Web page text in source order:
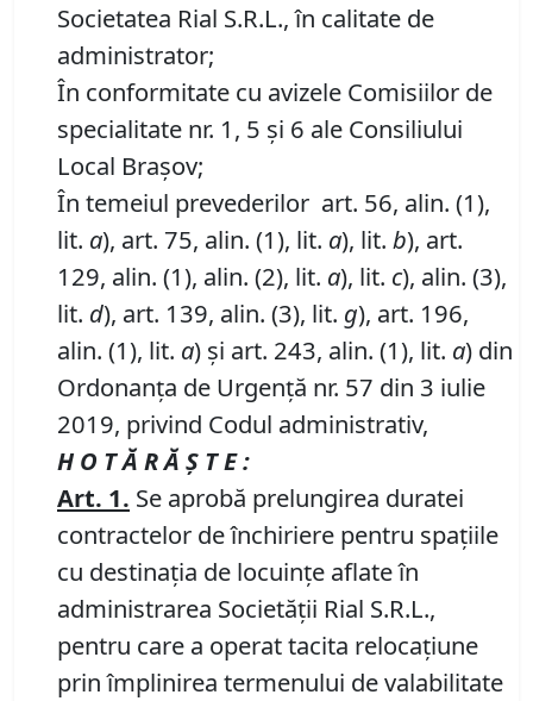
Societatea Rial S.R.L., în calitate de
administrator;
În conformitate cu avizele Comisiilor de
specialitate nr. 1, 5 și 6 ale Consiliului
Local Brașov;
În temeiul prevederilor art. 56, alin. (1),
lit. a), art. 75, alin. (1), lit. a), lit. b), art.
129, alin. (1), alin. (2), lit. a), lit. c), alin. (3),
lit. d), art. 139, alin. (3), lit. g), art. 196,
alin. (1), lit. a) și art. 243, alin. (1), lit. a) din
Ordonanța de Urgență nr. 57 din 3 iulie
2019, privind Codul administrativ,
H O T Ă R Ă Ş T E :
Art. 1. Se aprobă prelungirea duratei
contractelor de închiriere pentru spațiile
cu destinația de locuințe aflate în
administrarea Societății Rial S.R.L.,
pentru care a operat tacita relocațiune
prin împlinirea termenului de valabilitate